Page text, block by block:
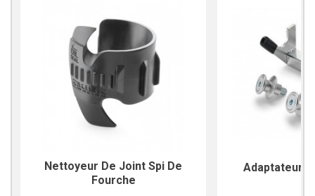
Nettoyeur De Joint Spi De
Fourche
Adaptateur